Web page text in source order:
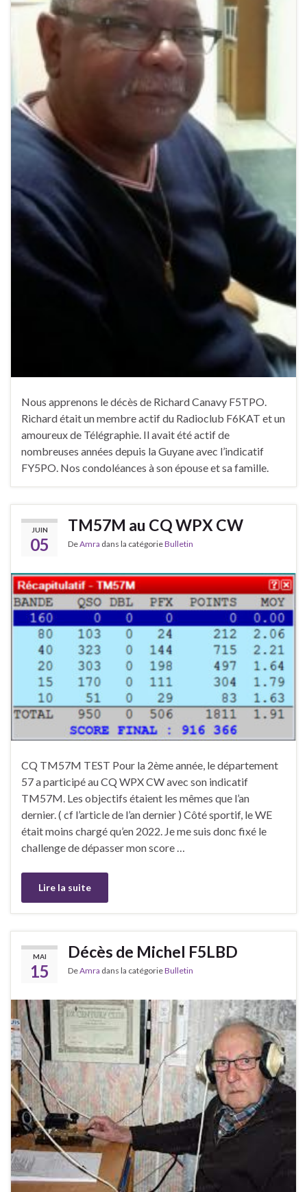
Nous apprenons le décès de Richard Canavy F5TPO.
Richard était un membre actif du Radioclub F6KAT et un
amoureux de Télégraphie. Il avait été actif de
nombreuses années depuis la Guyane avec l’indicatif
FY5PO. Nos condoléances à son épouse et sa famille.
JUIN
05
TM57M au CQ WPX CW
DeAmra dans la catégorieBulletin
CQ TM57M TEST ‌Pour la 2ème année, le département
57 a participé au CQ WPX CW avec son indicatif
TM57M. Les objectifs étaient les mêmes que l’an
dernier. ( cf l’article de l’an dernier ) Côté sportif, le WE
était moins chargé qu’en 2022. Je me suis donc fixé le
challenge de dépasser mon score …
Lire la suite
MAI
15
Décès de Michel F5LBD
DeAmra dans la catégorieBulletin